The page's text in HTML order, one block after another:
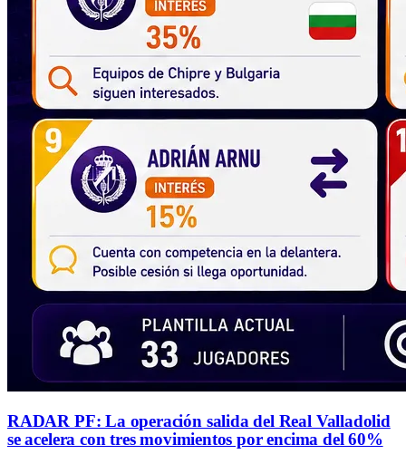
RADAR PF: La operación salida del Real Valladolid
se acelera con tres movimientos por encima del 60%